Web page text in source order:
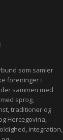
som samler
foreninger i
sammen med
sprog,
traditioner og
Hercegovina,
integration,